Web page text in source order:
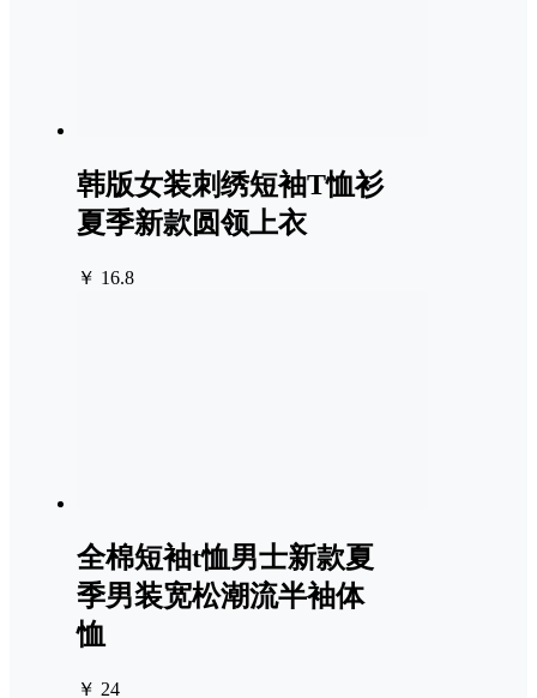
韩版女装刺绣短袖T恤衫
夏季新款圆领上衣
￥ 16.8
全棉短袖t恤男士新款夏
季男装宽松潮流半袖体
恤
￥ 24